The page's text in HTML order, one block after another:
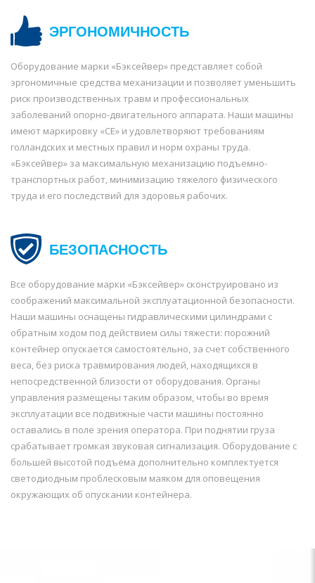
ЭРГОНОМИЧНОСТЬ
Оборудование марки «Бэксейвер» представляет собой
эргономичные средства механизации и позволяет уменьшить
риск производственных травм и профессиональных
заболеваний опорно-двигательного аппарата. Наши машины
имеют маркировку «СЕ» и удовлетворяют требованиям
голландских и местных правил и норм охраны труда.
«Бэксейвер» за максимальную механизацию подъемно-
транспортных работ, минимизацию тяжелого физического
труда и его последствий для здоровья рабочих.
БЕЗОПАСНОСТЬ
Все оборудование марки «Бэксейвер» сконструировано из
соображений максимальной эксплуатационной безопасности.
Наши машины оснащены гидравлическими цилиндрами с
обратным ходом под действием силы тяжести: порожний
контейнер опускается самостоятельно, за счет собственного
веса, без риска травмирования людей, находящихся в
непосредственной близости от оборудования. Органы
управления размещены таким образом, чтобы во время
эксплуатации все подвижные части машины постоянно
оставались в поле зрения оператора. При поднятии груза
срабатывает громкая звуковая сигнализация. Оборудование с
большей высотой подъема дополнительно комплектуется
светодиодным проблесковым маяком для оповещения
окружающих об опускании контейнера.